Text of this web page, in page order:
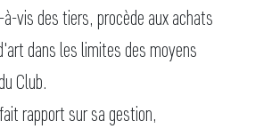
vis des tiers, procède aux achats
dans les limites des moyens
Club.
rapport sur sa gestion,